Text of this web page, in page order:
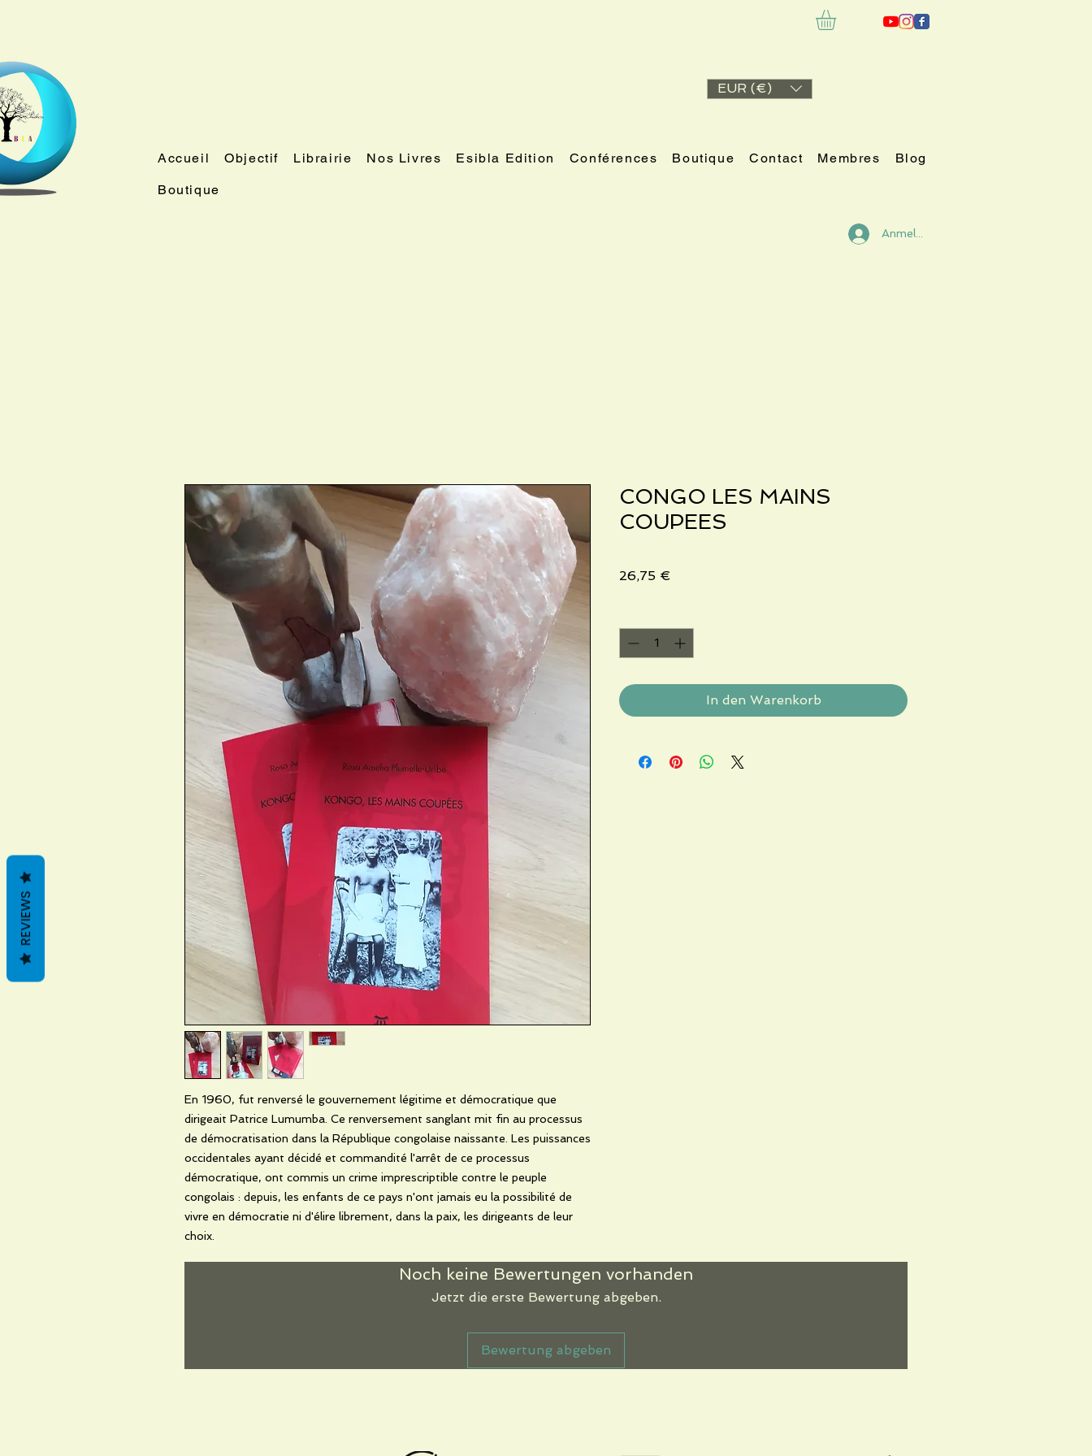
EUR (€)
Accueil Objectif Librairie Nos Livres Esibla Edition Conférences Boutique Contact Membres Blog
Boutique
Anmelden
En 1960, fut renversé le gouvernement légitime et démocratique que
dirigeait Patrice Lumumba. Ce renversement sanglant mit fin au processus
de démocratisation dans la République congolaise naissante. Les puissances
occidentales ayant décidé et commandité l'arrêt de ce processus
démocratique, ont commis un crime imprescriptible contre le peuple
congolais : depuis, les enfants de ce pays n'ont jamais eu la possibilité de
vivre en démocratie ni d'élire librement, dans la paix, les dirigeants de leur
choix.
CONGO LES MAINS
COUPEES
26,75 €
In den Warenkorb
Noch keine Bewertungen vorhanden
Jetzt die erste Bewertung abgeben.
Bewertung abgeben
REVIEWS